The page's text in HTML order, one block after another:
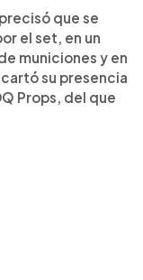
que se
el set, en un
municiones y en
su presencia
Props, del que